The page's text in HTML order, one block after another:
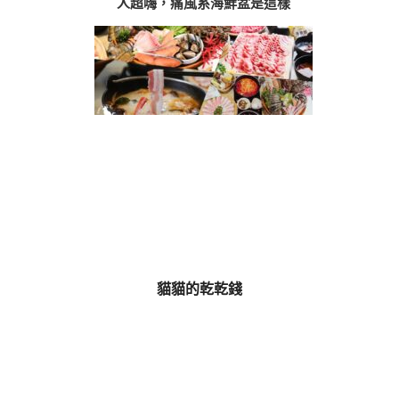
人超嗨，痛風系海鮮盆是這樣
貓貓的乾乾錢